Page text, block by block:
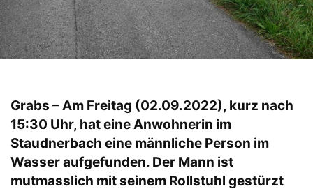
Grabs – Am Freitag (02.09.2022), kurz nach
15:30 Uhr, hat eine Anwohnerin im
Staudnerbach eine männliche Person im
Wasser aufgefunden. Der Mann ist
mutmasslich mit seinem Rollstuhl gestürzt